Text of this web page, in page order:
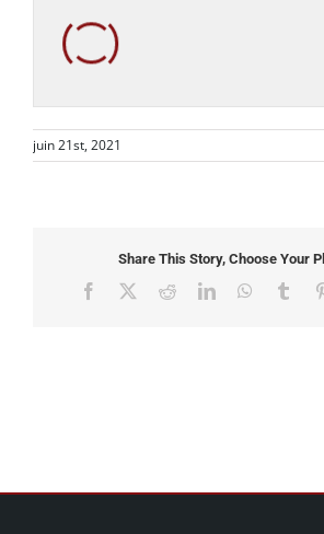
juin 21st, 2021
Share This Story, Choose Your
Facebook RedditLinkedIn